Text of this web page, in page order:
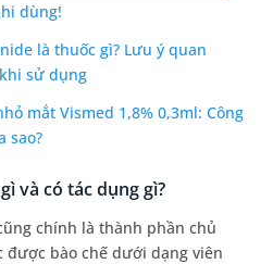
dùng!
là thuốc gì? Lưu ý quan
sử dụng
mắt Vismed 1,8% 0,3ml: Công
sao?
và có tác dụng gì?
chính là thành phần chủ
được bào chế dưới dạng viên